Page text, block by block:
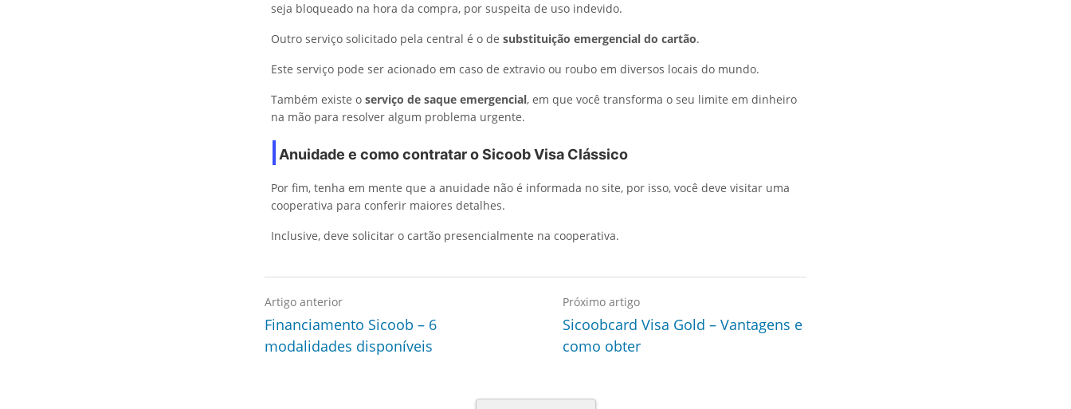
seja bloqueado na hora da compra, por suspeita de uso indevido.
Outro serviço solicitado pela central é o de substituição emergencial do cartão.
Este serviço pode ser acionado em caso de extravio ou roubo em diversos locais do mundo.
Também existe o serviço de saque emergencial, em que você transforma o seu limite em dinheiro
na mão para resolver algum problema urgente.
Anuidade e como contratar o Sicoob Visa Clássico
Por fim, tenha em mente que a anuidade não é informada no site, por isso, você deve visitar uma
cooperativa para conferir maiores detalhes.
Inclusive, deve solicitar o cartão presencialmente na cooperativa.
Artigo anterior
Financiamento Sicoob – 6
modalidades disponíveis
Próximo artigo
Sicoobcard Visa Gold – Vantagens e
como obter